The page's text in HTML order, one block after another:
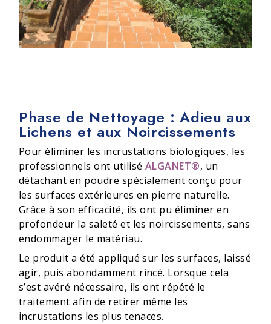
Phase de Nettoyage : Adieu aux
Lichens et aux Noircissements
Pour éliminer les incrustations biologiques, les
professionnels ont utilisé ALGANET®, un
détachant en poudre spécialement conçu pour
les surfaces extérieures en pierre naturelle.
Grâce à son efficacité, ils ont pu éliminer en
profondeur la saleté et les noircissements, sans
endommager le matériau.
Le produit a été appliqué sur les surfaces, laissé
agir, puis abondamment rincé. Lorsque cela
s’est avéré nécessaire, ils ont répété le
traitement afin de retirer même les
incrustations les plus tenaces.